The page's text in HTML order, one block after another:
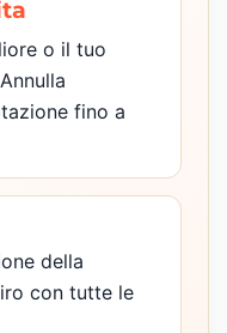
o il tuo
fino a
della
con tutte le